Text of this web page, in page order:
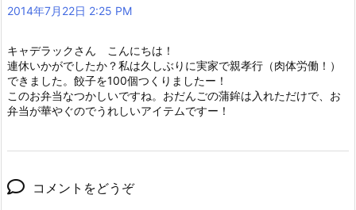
2014年7月22日 2:25 PM
キャデラックさん こんにちは！
連休いかがでしたか？私は久しぶりに実家で親孝行（肉体労働！）
できました。餃子を100個つくりましたー！
このお弁当なつかしいですね。おだんごの蒲鉾は入れただけで、お
弁当が華やぐのでうれしいアイテムですー！
コメントをどうぞ